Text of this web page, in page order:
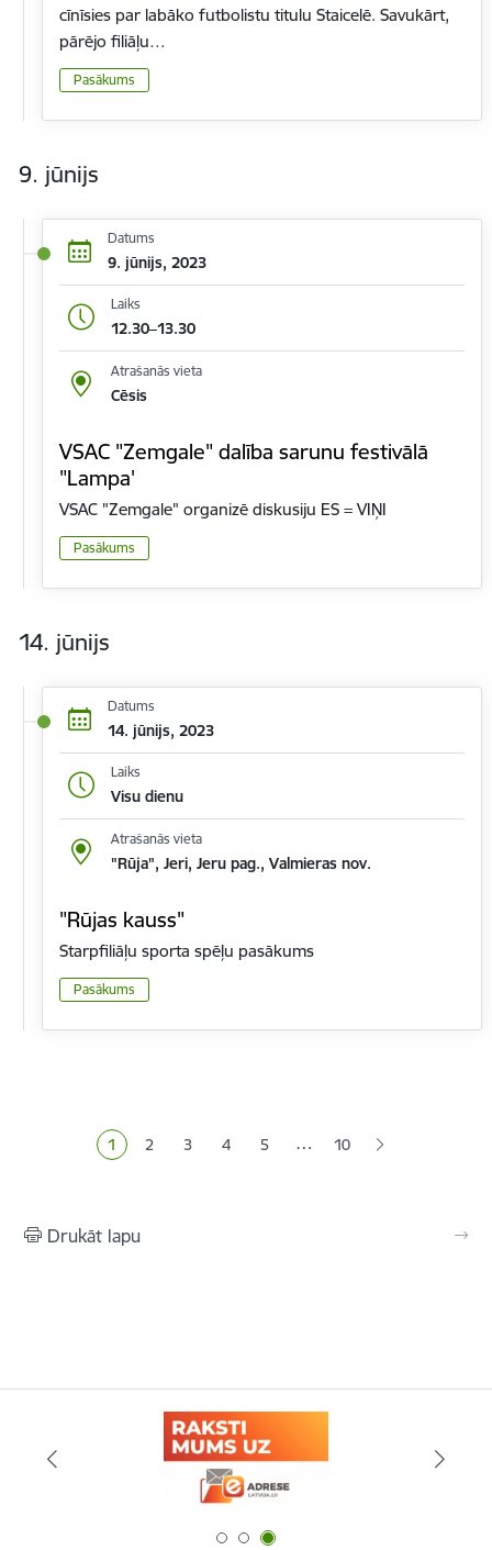
cīnīsies par labāko futbolistu titulu Staicelē. Savukārt,
pārējo filiāļu…
Pasākums
9. jūnijs
Datums
9. jūnijs, 2023
Laiks
12.30–13.30
Atrašanās vieta
Cēsis
VSAC "Zemgale" dalība sarunu festivālā
"Lampa'
VSAC "Zemgale" organizē diskusiju ES = VIŅI
Pasākums
14. jūnijs
Datums
14. jūnijs, 2023
Laiks
Visu dienu
Atrašanās vieta
"Rūja", Jeri, Jeru pag., Valmieras nov.
"Rūjas kauss"
Starpfiliāļu sporta spēļu pasākums
Pasākums
Pašreizējā lapa
1 Lapa
2 Lapa
3 Lapa
4 Lapa
5 … 10
Drukāt lapu